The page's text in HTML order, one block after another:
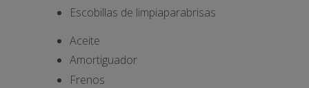
Escobillas de limpiaparabrisas
Aceite
Amortiguador
Frenos